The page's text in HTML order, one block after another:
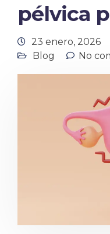
pélvica
23 enero, 2026
Blog
No